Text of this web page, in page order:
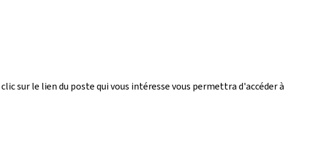
sur le lien du poste qui vous intéresse vous permettra d'accéder à